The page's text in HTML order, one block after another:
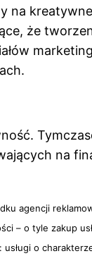
na
że
na
agencji
– o tyle zakup
o